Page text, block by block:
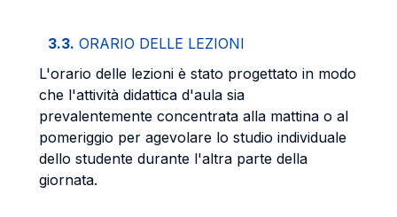
3.3. ORARIO DELLE LEZIONI
L'orario delle lezioni è stato progettato in modo
che l'attività didattica d'aula sia
prevalentemente concentrata alla mattina o al
pomeriggio per agevolare lo studio individuale
dello studente durante l'altra parte della
giornata.